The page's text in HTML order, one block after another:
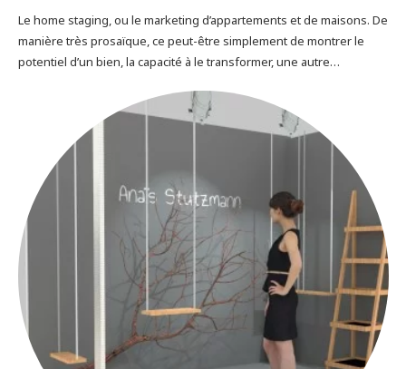
Le home staging, ou le marketing d’appartements et de maisons. De
manière très prosaïque, ce peut-être simplement de montrer le
potentiel d’un bien, la capacité à le transformer, une autre…